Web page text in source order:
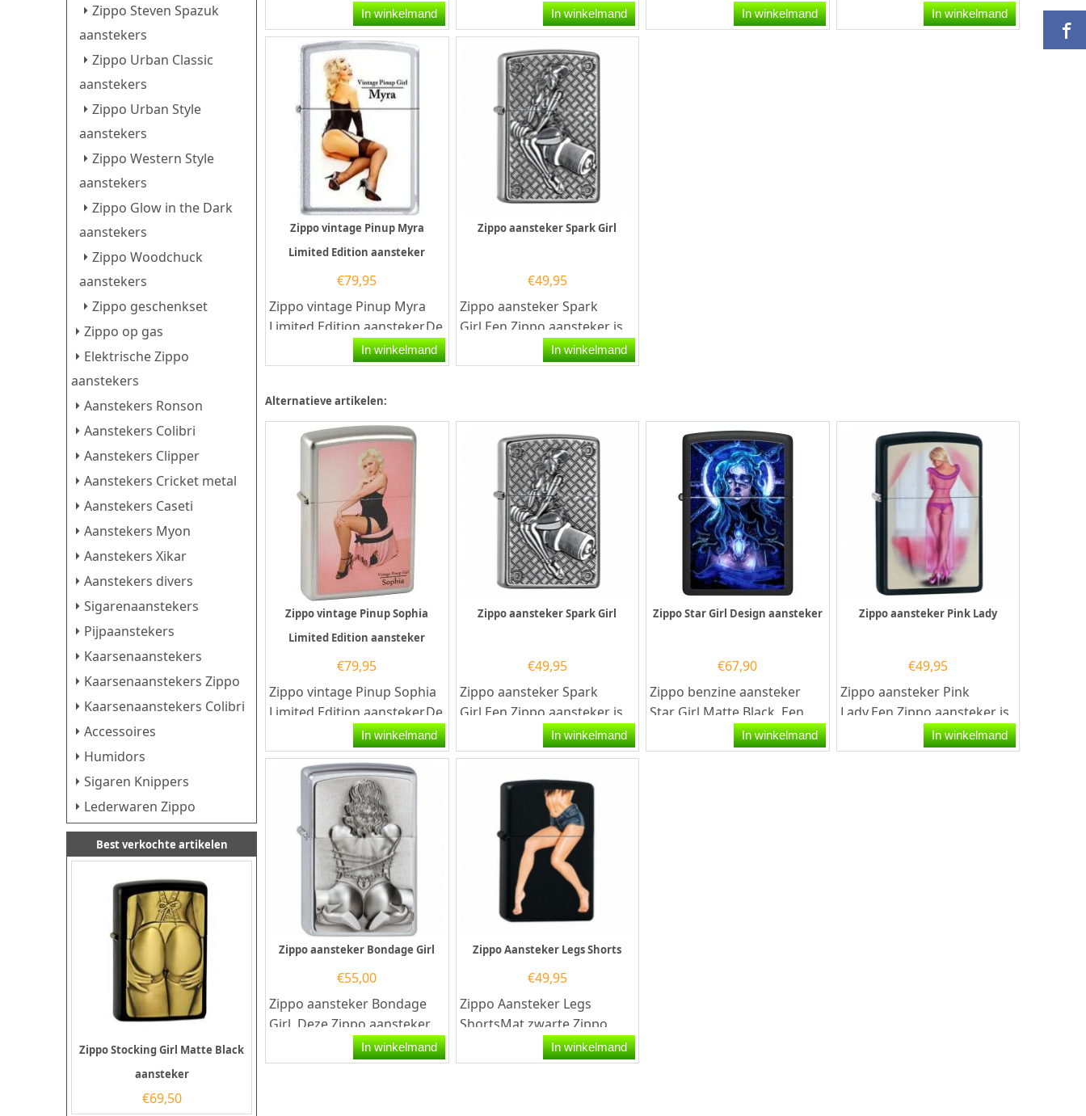
Zippo Steven Spazuk
aanstekers
Zippo Urban Classic
aanstekers
Zippo Urban Style
aanstekers
Zippo Western Style
aanstekers
Zippo Glow in the Dark
aanstekers
Zippo Woodchuck
aanstekers
Zippo geschenkset
Zippo op gas
Elektrische Zippo
aanstekers
Aanstekers Ronson
Aanstekers Colibri
Aanstekers Clipper
Aanstekers Cricket metal
Aanstekers Caseti
Aanstekers Myon
Aanstekers Xikar
Aanstekers divers
Sigarenaanstekers
Pijpaanstekers
Kaarsenaanstekers
Kaarsenaanstekers Zippo
Kaarsenaanstekers Colibri
Accessoires
Humidors
Sigaren Knippers
Lederwaren Zippo
Best verkochte artikelen
Zippo Stocking Girl Matte Black
aansteker
€69,50
aansteker met een Street
Chrome afwerking...
In winkelmand
is een kwalitatief
goede aansteker met de...
In winkelmand
Zippo benzine aansteker is
een kwalitatief...
In winkelmand
een mat witte afwerking
met aan de voorzijde een...
In winkelmand
Zippo vintage Pinup Myra
Limited Edition aansteker
€79,95
Zippo vintage Pinup Myra
Limited Edition aansteker.De
Zippo vintage Pinup Myra
Limited Edition...
In winkelmand
Zippo aansteker Spark Girl
€49,95
Zippo aansteker Spark
Girl.Een Zippo aansteker is
een kwalitatief
goede aansteker met de...
In winkelmand
Alternatieve artikelen:
Zippo vintage Pinup Sophia
Limited Edition aansteker
€79,95
Zippo vintage Pinup Sophia
Limited Edition aansteker.De
Zippo vintage Pinup Sophia
Limited Edition...
In winkelmand
Zippo aansteker Spark Girl
€49,95
Zippo aansteker Spark
Girl.Een Zippo aansteker is
een kwalitatief
goede aansteker met de...
In winkelmand
Zippo Star Girl Design aansteker
€67,90
Zippo benzine aansteker
Star Girl Matte Black. Een
Zippo benzine aansteker is
een kwalitatief...
In winkelmand
Zippo aansteker Pink Lady
€49,95
Zippo aansteker Pink
Lady.Een Zippo aansteker is
een kwalitatief
goede aansteker met de...
In winkelmand
Zippo aansteker Bondage Girl
€55,00
Zippo aansteker Bondage
Girl. Deze Zippo aansteker
heeft een geborsteld
zilveren afwerking en aan...
In winkelmand
Zippo Aansteker Legs Shorts
€49,95
Zippo Aansteker Legs
ShortsMat zwarte Zippo
aansteker met aan de
voorzijde een opdruk van...
In winkelmand